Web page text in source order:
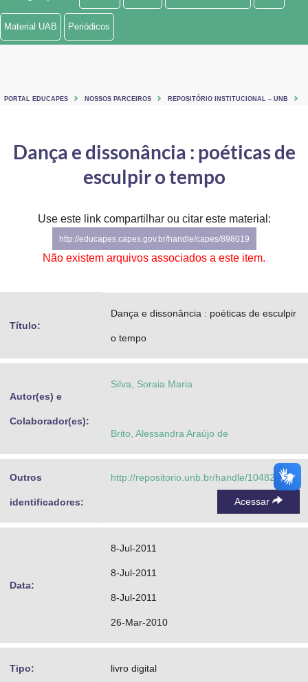
Ministério de Minas e Energia
Secretaria-Geral
Secretaria de Governo
Gabinete de Segurança Institucional
Advocacia-Geral da União
Material UAB Periódicos
PORTAL EDUCAPES NOSSOS PARCEIROS REPOSITÓRIO INSTITUCIONAL – UNB
Dança e dissonância : poéticas de
esculpir o tempo
Use este link compartilhar ou citar este material:
http://educapes.capes.gov.br/handle/capes/898019
Não existem arquivos associados a este item.
Título:
Dança e dissonância : poéticas de esculpir
o tempo
Autor(es) e
Colaborador(es):
Silva, Soraia Maria
Brito, Alessandra Araújo de
Outros
identificadores:
http://repositorio.unb.br/handle/10482/9014
Acessar
Data:
8-Jul-2011
8-Jul-2011
8-Jul-2011
26-Mar-2010
Tipo: livro digital